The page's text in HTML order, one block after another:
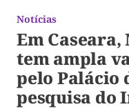
Notícias
Em Caseara,
tem ampla
pelo Palácio
pesquisa do